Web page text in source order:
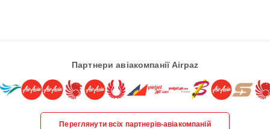
Партнери авіакомпанії Airpaz
Переглянути всіх партнерів-авіакомпаній